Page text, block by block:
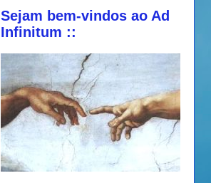
Sejam bem-vindos ao Ad
Infinitum ::